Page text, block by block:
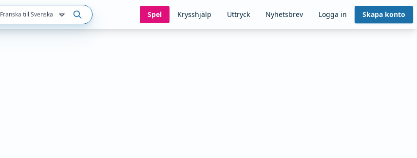
Franska till Svenska Spel Krysshjälp Uttryck Nyhetsbrev Logga in Skapa konto